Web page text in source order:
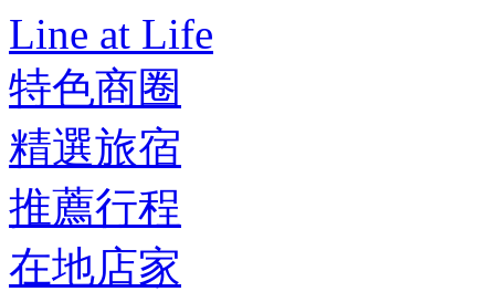
Line at Life
特色商圈
精選旅宿
推薦行程
在地店家